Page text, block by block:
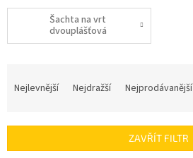
Šachta na vrt
dvouplášťová
í
Nejlevnější Nejdražší Nejprodávanější
ZAVŘÍT FILTR